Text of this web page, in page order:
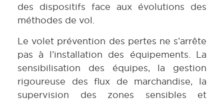
des dispositifs face aux évolutions des
méthodes de vol.
Le volet prévention des pertes ne s’arrête
pas à l’installation des équipements. La
sensibilisation des équipes, la gestion
rigoureuse des flux de marchandise, la
supervision des zones sensibles et